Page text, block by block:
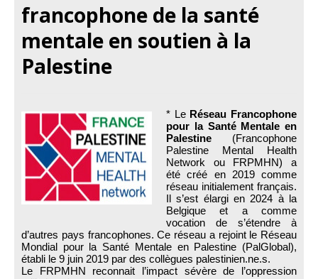
francophone de la santé
mentale en soutien à la
Palestine
* Le Réseau Francophone
pour la Santé Mentale en
Palestine (Francophone
Palestine Mental Health
Network ou FRPMHN) a
été créé en 2019 comme
réseau initialement français.
Il s’est élargi en 2024 à la
Belgique et a comme
vocation de s’étendre à
d’autres pays francophones. Ce réseau a rejoint le Réseau
Mondial pour la Santé Mentale en Palestine (PalGlobal),
établi le 9 juin 2019 par des collègues palestinien.ne.s.
Le FRPMHN reconnait l’impact sévère de l’oppression